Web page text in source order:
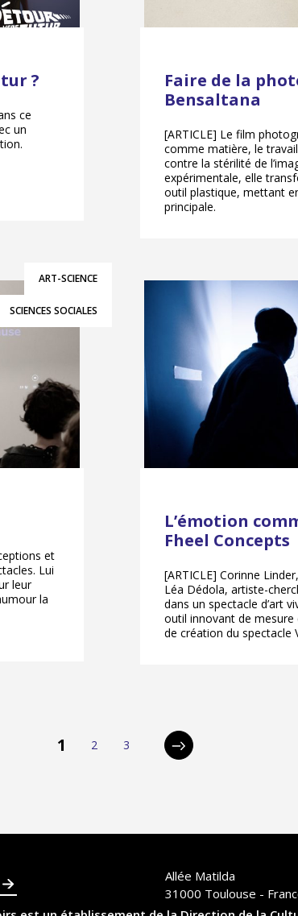
?
ce
un
Faire de la
Bensaltana
[ARTICLE] Le film
comme matière, le
contre la stérilité de
expérimentale, elle
outil plastique, mettant
principale.
ART-SCIENCE
SCIENCES SOCIALES
et
Lui
leur
la
L’émotion
Fheel Concepts
[ARTICLE] Corinne
Léa Dédola, artiste-
dans un spectacle d’art
outil innovant de
de création du spectacle
pagination
Page
1 Page
2 Page
3
Page
Allée Matilda
31000 Toulouse -